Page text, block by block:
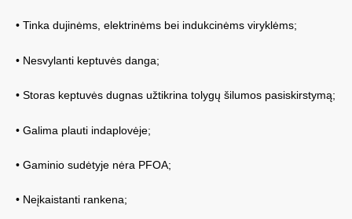
• Tinka dujinėms, elektrinėms bei indukcinėms viryklėms;
• Nesvylanti keptuvės danga;
• Storas keptuvės dugnas užtikrina tolygų šilumos pasiskirstymą;
• Galima plauti indaplovėje;
• Gaminio sudėtyje nėra PFOA;
• Neįkaistanti rankena;